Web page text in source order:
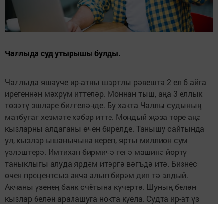
Чаллыда суд утырышы булды.
Чаллыда яшәүче ир-атны шартлы рәвештә 2 ел 6 айга
ирегеннән мәхрүм иттеләр. Моннан тыш, аңа 3 еллык
төзәтү эшләре билгеләнде. Бу хакта Чаллы судының
матбугат хезмәте хәбәр итте. Мондый җәза төре аңа
кызларны алдаганы өчен бирелде. Танышу сайтында
ул, кызлар ышанычына кереп, ярты миллион сум
үзләштерә. Имтихан бирмичә генә машина йөртү
таныклыгы алуда ярдәм итәргә вәгъдә итә. Бизнес
өчен процентсыз акча алып бирәм дип тә алдый.
Акчаны үзенең банк счётына күчертә. Шуның белән
кызлар белән аралашуга нокта куела. Судта ир-ат үз